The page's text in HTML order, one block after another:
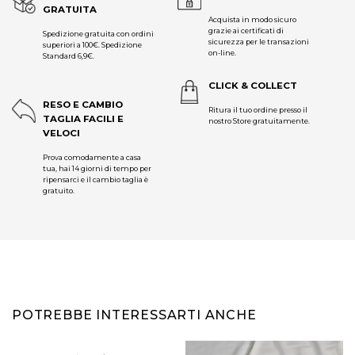
GRATUITA
Spedizione gratuita con ordini
superiori a 100€. Spedizione
Standard 6,9€.
RESO E CAMBIO
TAGLIA FACILI E
VELOCI
Prova comodamente a casa
tua, hai 14 giorni di tempo per
ripensarci e il cambio taglia è
gratuito.
Acquista in modo sicuro
grazie ai certificati di
sicurezza per le transazioni
on-line.
CLICK & COLLECT
Ritura il tuo ordine presso il
nostro Store gratuitamente.
POTREBBE INTERESSARTI ANCHE